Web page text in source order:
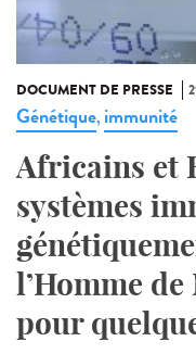
DOCUMENT DE PRESSE
Génétique, immunité
Africains et
systèmes
l’Homme
pour